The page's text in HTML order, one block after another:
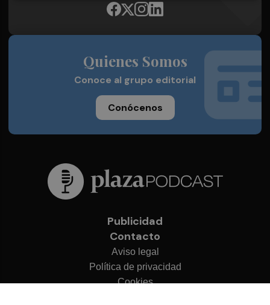
Quienes Somos
Conoce al grupo editorial
Conócenos
Publicidad
Contacto
Aviso legal
Política de privacidad
Cookies